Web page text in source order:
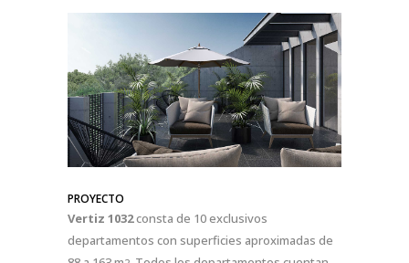
PROYECTO
Vertiz 1032consta de 10 exclusivos
departamentos con superficies aproximadas de